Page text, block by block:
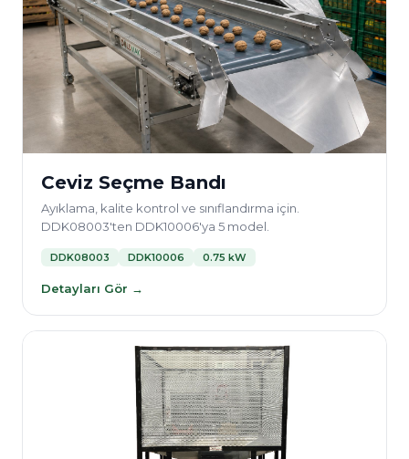
Ceviz Seçme Bandı
Ayıklama, kalite kontrol ve sınıflandırma için.
DDK08003'ten DDK10006'ya 5 model.
DDK08003 DDK10006 0.75 kW
Detayları Gör →